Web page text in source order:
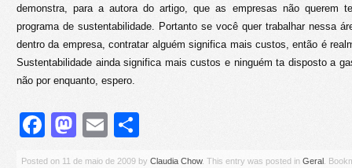
demonstra, para a autora do artigo, que as empresas não querem
programa de sustentabilidade. Portanto se você quer trabalhar nessa
dentro da empresa, contratar alguém significa mais custos, então é
Sustentabilidade ainda significa mais custos e ninguém ta disposto a
não por enquanto, espero.
Facebook
Mastodon
Email
Posted on 11 de maio de 2009 by Claudia Chow. This entry was posted in Geral .